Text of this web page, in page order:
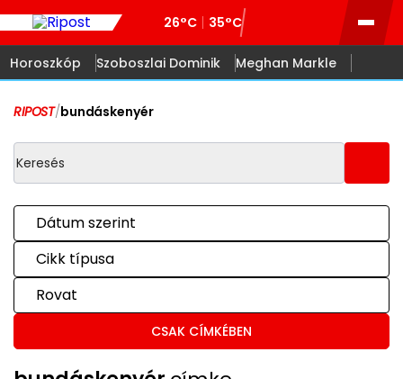
26°C 35°C
Horoszkóp Szoboszlai Dominik Meghan Markle
RIPOST/bundáskenyér
Dátum szerint
Cikk típusa
Rovat
CSAK CÍMKÉBEN